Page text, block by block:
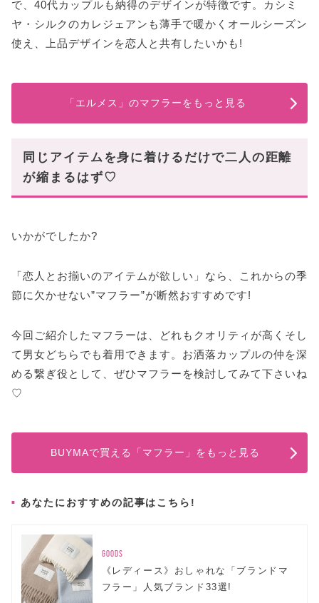
で、40代カップルも納得のデザインが特徴です。カシミ
ヤ・シルクのカレジェアンも薄手で暖かくオールシーズン
使え、上品デザインを恋人と共有したいかも!
「エルメス」のマフラーをもっと見る
同じアイテムを身に着けるだけで二人の距離
が縮まるはず♡
いかがでしたか?
「恋人とお揃いのアイテムが欲しい」なら、これからの季
節に欠かせない”マフラー”が断然おすすめです!
今回ご紹介したマフラーは、どれもクオリティが高くそし
て男女どちらでも着用できます。お洒落カップルの仲を深
める繋ぎ役として、ぜひマフラーを検討してみて下さいね
♡
BUYMAで買える「マフラー」をもっと見る
あなたにおすすめの記事はこちら!
GOODS
《レディース》おしゃれな「ブランドマ
フラー」人気ブランド33選!